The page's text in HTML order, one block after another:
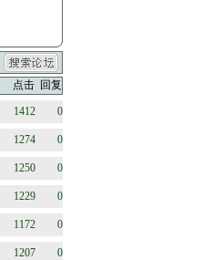
点击 回复
1412 0
1274 0
1250 0
1229 0
1172 0
1207 0